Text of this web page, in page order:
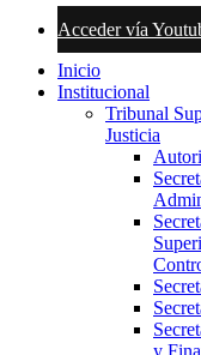
Acceder vía
Inicio
Institucional
Tribunal
Justicia
y